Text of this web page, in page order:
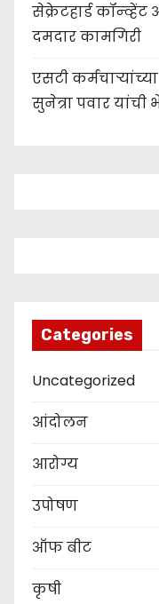
सेक्रेटहार्ड
दमदार कामगिरी
एसटी
सुनेत्रा पवार यांची
Categories
Uncategorized
आंदोलन
आरोग्य
उपोषण
ऑफ बीट
कृषी